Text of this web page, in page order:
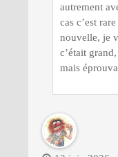
autrement
cas c’est
nouvelle, je
c’était
mais